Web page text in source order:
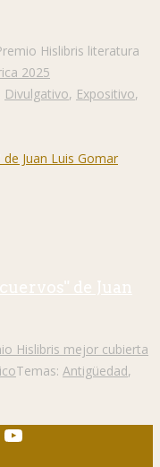
Hislibris literatura
2025
Divulgativo, Expositivo,
de Juan
Hislibris mejor cubierta
Temas: Antigüedad,
YouTube